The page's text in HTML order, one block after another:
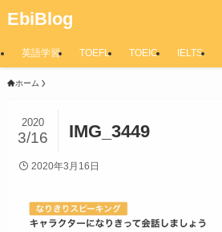
EbiBlog
英語学習 TOEFL TOEIC IELTS
ホーム
IMG_3449
2020
3/16
2020年3月16日